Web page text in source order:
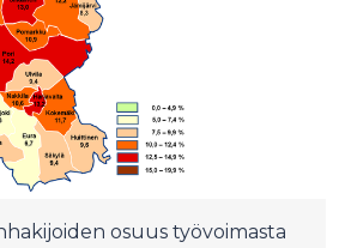
osuus työvoimasta